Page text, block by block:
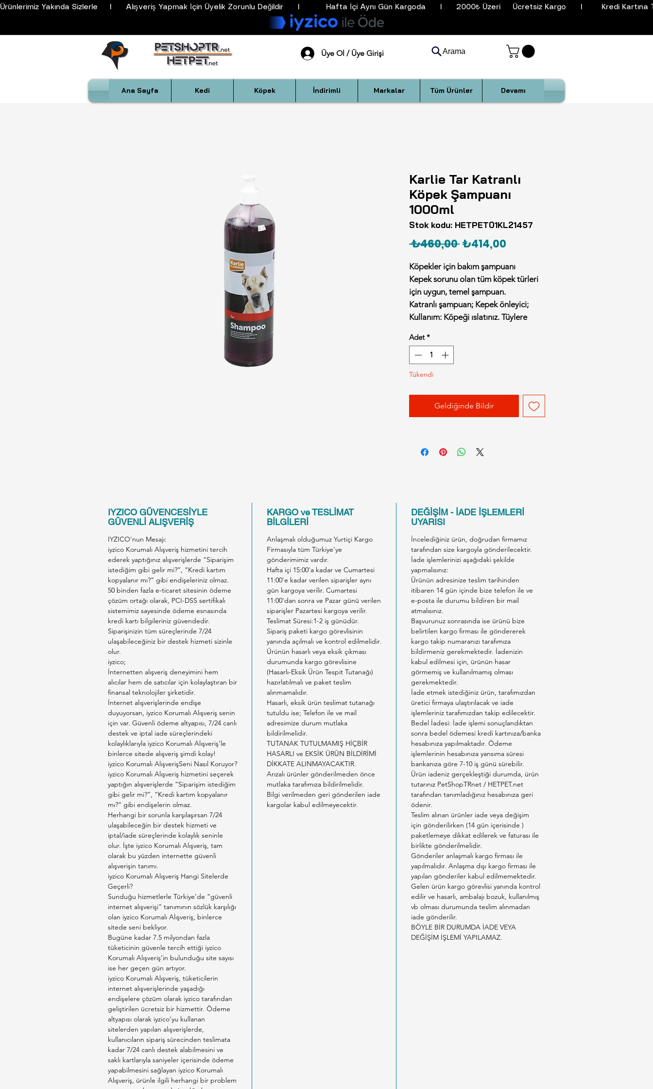
Ürünlerimiz Yakında Sizlerle     I      Alışveriş Yapmak İçin Üyelik Zorunlu Değildir      I           Hafta İçi Aynı Gün Kargoda      I      2000₺ Üzeri     Ücretsiz Kargo      I        Kredi Kartına
Üye Ol / Üye Girişi Arama
Ana Sayfa Kedi Köpek İndirimli Markalar Tüm Ürünler Devamı
Karlie Tar Katranlı
Köpek Şampuanı
1000ml
Stok kodu: HETPET01KL21457
₺460,00 Normal
₺414,00
Köpekler için bakım şampuanı
Kepek sorunu olan tüm köpek türleri
için uygun, temel şampuan.
Katranlı şampuan; Kepek önleyici;
Kullanım: Köpeği ıslatınız. Tüylere
köpürtünüz.
Çocukların ulaşamayacağı bir yerde
saklayınız. Kullanmadan önce ürün
etiketini okuyunuz. Veteriner kontrolü
altında üretilmiştir. Harici kullanım
içindir. Yutulmaz.
Sadece Hayvan Sağlığında Kullanılır
Adet *
Tükendi
Geldiğinde Bildir
IYZICO GÜVENCESİYLE
GÜVENLİ ALIŞVERİŞ
IYZICO'nun Mesajı:
iyzico Korumalı Alışveriş hizmetini tercih
ederek yaptığınız alışverişlerde “Siparişim
istediğim gibi gelir mi?”, “Kredi kartım
kopyalanır mı?” gibi endişeleriniz olmaz.
50 binden fazla e-ticaret sitesinin ödeme
çözüm ortağı olarak, PCI-DSS sertifikalı
sistemimiz sayesinde ödeme esnasında
kredi kartı bilgileriniz güvendedir.
Siparişinizin tüm süreçlerinde 7/24
ulaşabileceğiniz bir destek hizmeti sizinle
olur.
iyzico;
İnternetten alışveriş deneyimini hem
alıcılar hem de satıcılar için kolaylaştıran bir
finansal teknolojiler şirketidir.
İnternet alışverişlerinde endişe
duyuyorsan, iyzico Korumalı Alışveriş senin
için var. Güvenli ödeme altyapısı, 7/24 canlı
destek ve iptal iade süreçlerindeki
kolaylıklarıyla iyzico Korumalı Alışveriş’le
binlerce sitede alışveriş şimdi kolay!
iyzico Korumalı AlışverişSeni Nasıl Koruyor?
iyzico Korumalı Alışveriş hizmetini seçerek
yaptığın alışverişlerde “Siparişim istediğim
gibi gelir mi?”, “Kredi kartım kopyalanır
mı?” gibi endişelerin olmaz.
Herhangi bir sorunla karşılaşırsan 7/24
ulaşabileceğin bir destek hizmeti ve
iptal/iade süreçlerinde kolaylık seninle
olur. İşte iyzico Korumalı Alışveriş, tam
olarak bu yüzden internette güvenli
alışverişin tanımı.
iyzico Korumalı Alışveriş Hangi Sitelerde
Geçerli?
Sunduğu hizmetlerle Türkiye’de “güvenli
internet alışverişi” tanımının sözlük karşılığı
olan iyzico Korumalı Alışveriş, binlerce
sitede seni bekliyor.
Bugüne kadar 7.5 milyondan fazla
tüketicinin güvenle tercih ettiği iyzico
Korumalı Alışveriş’in bulunduğu site sayısı
ise her geçen gün artıyor.
iyzico Korumalı Alışveriş, tüketicilerin
internet alışverişlerinde yaşadığı
endişelere çözüm olarak iyzico tarafından
geliştirilen ücretsiz bir hizmettir. Ödeme
altyapısı olarak iyzico’yu kullanan
sitelerden yapılan alışverişlerde,
kullanıcıların sipariş sürecinden teslimata
kadar 7/24 canlı destek alabilmesini ve
saklı kartlarıyla saniyeler içerisinde ödeme
yapabilmesini sağlayan iyzico Korumalı
Alışveriş, ürünle ilgili herhangi bir problem
KARGO ve TESLİMAT
BİLGİLERİ
Anlaşmalı olduğumuz Yurtiçi Kargo
Firmasıyla tüm Türkiye'ye
gönderimimiz vardır.
Hafta içi 15:00'a kadar ve Cumartesi
11:00'e kadar verilen siparişler aynı
gün kargoya verilir. Cumartesi
11:00'dan sonra ve Pazar günü verilen
siparişler Pazartesi kargoya verilir.
Teslimat Süresi:1-2 iş günüdür.
Sipariş paketi kargo görevlisinin
yanında açılmalı ve kontrol edilmelidir.
Ürünün hasarlı veya eksik çıkması
durumunda kargo görevlisine
(Hasarlı-Eksik Ürün Tespit Tutanağı)
hazırlatılmalı ve paket teslim
alınmamalıdır.
Hasarlı, eksik ürün teslimat tutanağı
tutuldu ise; Telefon ile ve mail
adresimize durum mutlaka
bildirilmelidir.
TUTANAK TUTULMAMIŞ HİÇBİR
HASARLI ve EKSİK ÜRÜN BİLDİRİMİ
DİKKATE ALINMAYACAKTIR.
Arızalı ürünler gönderilmeden önce
mutlaka tarafımıza bildirilmelidir.
Bilgi verilmeden geri gönderilen iade
kargolar kabul edilmeyecektir.
DEĞİŞİM - İADE İŞLEMLERİ
UYARISI
İncelediğiniz ürün, doğrudan firmamız
tarafından size kargoyla gönderilecektir.
İade işlemlerinizi aşağıdaki şekilde
yapmalısınız:
Ürünün adresinize teslim tarihinden
itibaren 14 gün içinde bize telefon ile ve
e-posta ile durumu bildiren bir mail
atmalısınız.
Başvurunuz sonrasında ise ürünü bize
belirtilen kargo firması ile göndererek
kargo takip numaranızı tarafımıza
bildirmeniz gerekmektedir. İadenizin
kabul edilmesi için, ürünün hasar
görmemiş ve kullanılmamış olması
gerekmektedir.
İade etmek istediğiniz ürün, tarafımızdan
üretici firmaya ulaştırılacak ve iade
işlemleriniz tarafımızdan takip edilecektir.
Bedel İadesi: İade işlemi sonuçlandıktan
sonra bedel ödemesi kredi kartınıza/banka
hesabınıza yapılmaktadır. Ödeme
işlemlerinin hesabınıza yansıma süresi
bankanıza göre 7-10 iş günü sürebilir.
Ürün iadeniz gerçekleştiği durumda, ürün
tutarınız PetShopTRnet / HETPET.net
tarafından tanımladığınız hesabınıza geri
ödenir.
Teslim alınan ürünler iade veya değişim
için gönderilirken (14 gün içerisinde )
paketlemeye dikkat edilerek ve faturası ile
birlikte gönderilmelidir.
Gönderiler anlaşmalı kargo firması ile
yapılmalıdır. Anlaşma dışı kargo firması ile
yapılan gönderiler kabul edilmemektedir.
Gelen ürün kargo görevlisi yanında kontrol
edilir ve hasarlı, ambalajı bozuk, kullanılmış
vb olması durumunda teslim alınmadan
iade gönderilir.
BÖYLE BİR DURUMDA İADE VEYA
DEĞİŞİM İŞLEMİ YAPILAMAZ.